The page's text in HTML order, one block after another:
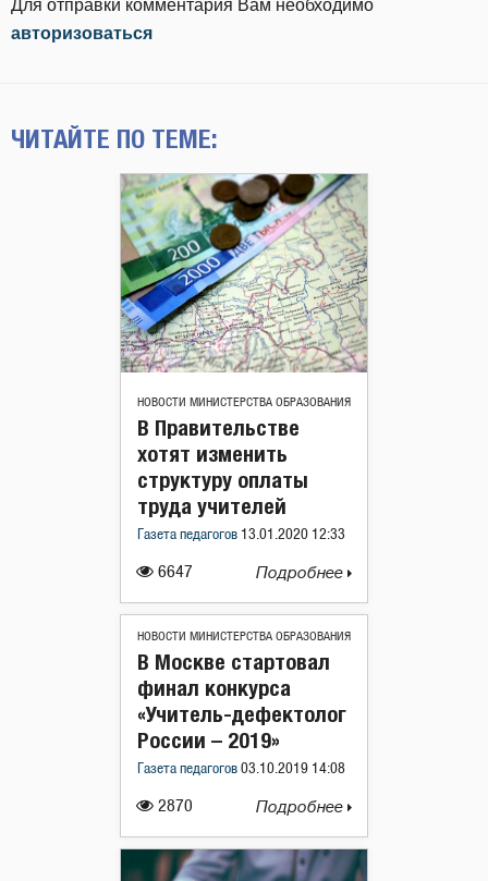
Для отправки комментария Вам необходимо
авторизоваться
ЧИТАЙТЕ ПО ТЕМЕ:
НОВОСТИ МИНИСТЕРСТВА ОБРАЗОВАНИЯ
6647
В Правительстве
хотят изменить
структуру оплаты
труда учителей
Газета педагогов 13.01.2020 12:33
Подробнее
НОВОСТИ МИНИСТЕРСТВА ОБРАЗОВАНИЯ
2870
В Москве стартовал
финал конкурса
«Учитель-дефектолог
России – 2019»
Газета педагогов 03.10.2019 14:08
Подробнее